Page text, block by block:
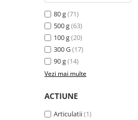
80 g(71)
500 g(63)
100 g(20)
300 G(17)
90 g(14)
Vezi mai multe
ACTIUNE
Articulatii(1)